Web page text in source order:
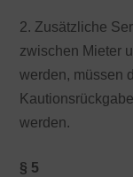
2. Zusätzliche
zwischen Mieter
werden, müssen
werden.
§ 5